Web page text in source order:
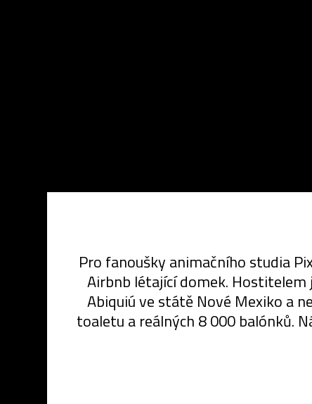
Pro fanoušky animačního studia
Airbnb létající domek. Hostitelem
Abiquiú ve státě Nové Mexiko a
toaletu a reálných 8 000 balónků.